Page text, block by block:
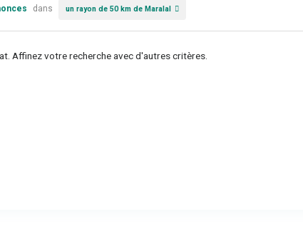
dans un rayon de 50 km de Maralal
Affinez votre recherche avec d'autres critères.